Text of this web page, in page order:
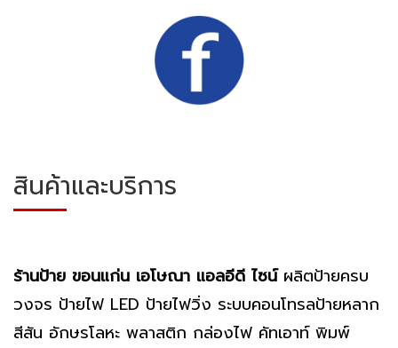
สินค้าและบริการ
ร้านป้าย ขอนแก่น เอโษณา แอลอีดี ไซน์ผลิตป้ายครบ
วงจร ป้ายไฟ LED ป้ายไฟวิ่ง ระบบคอนโทรลป้ายหลาก
สีสัน อักษรโลหะ พลาสติก กล่องไฟ คัทเอาท์ พิมพ์